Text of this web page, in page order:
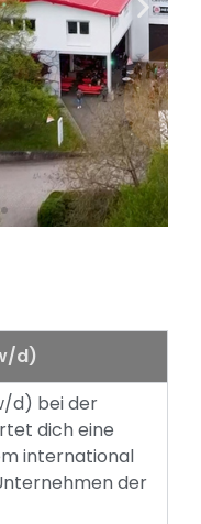
d)
d) bei der
dich eine
international
der